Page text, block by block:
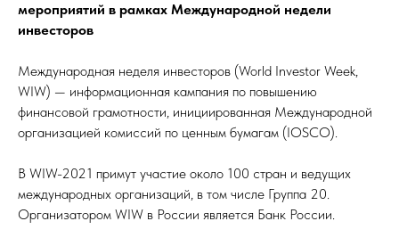
мероприятий в рамках Международной недели
инвесторов
Международная неделя инвесторов (World Investor Week,
WIW) — информационная кампания по повышению
финансовой грамотности, инициированная Международной
организацией комиссий по ценным бумагам (IOSCO).
В WIW-2021 примут участие около 100 стран и ведущих
международных организаций, в том числе Группа 20.
Организатором WIW в России является Банк России.